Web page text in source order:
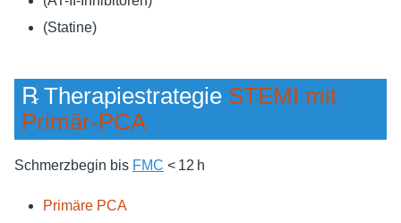
(Statine)
℞ Therapiestrategie STEMI mit
Primär-PCA
Schmerzbegin bis FMC < 12 h
Primäre PCA